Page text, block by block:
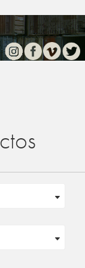
InstagramFacebook
Vimeo